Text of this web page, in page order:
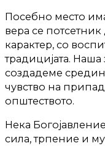
Посебно место
вера се
карактер, со
традицијата.
создадеме
чувство на
општеството.
Нека
сила, трпение и